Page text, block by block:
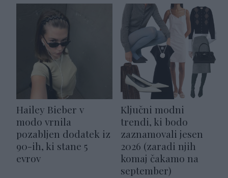
Hailey Bieber v
modo vrnila
pozabljen dodatek iz
90-ih, ki stane 5
evrov
Ključni modni
trendi, ki bodo
zaznamovali jesen
2026 (zaradi njih
komaj čakamo na
september)